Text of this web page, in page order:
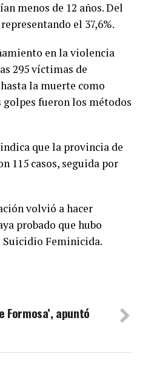
menos de 12 años. Del
el 37,6%.
en la violencia
295 víctimas de
la muerte como
fueron los métodos
que la provincia de
115 casos, seguida por
volvió a hacer
probado que hubo
Suicidio Feminicida.
Formosa’, apuntó